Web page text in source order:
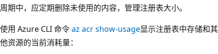
周期中，应定期删除未使用的内容，管理注册表大小。
使用 Azure CLI 命令az acr show-usage显示注册表中存储和其
他资源的当前消耗量：